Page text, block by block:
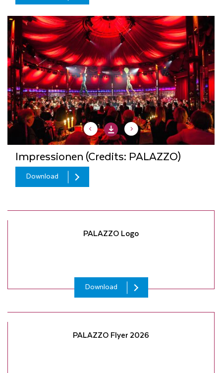
Impressionen (Credits: PALAZZO)
Download
Download
Download
Download
Download
Download
Download
Download
Download
Download
Download
Download
PALAZZO Logo
Download
PALAZZO Flyer 2026